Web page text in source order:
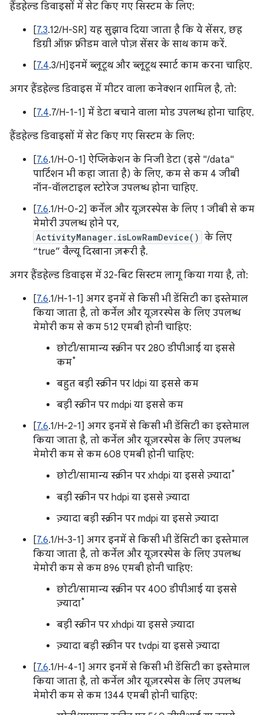
हैंडहेल्ड डिवाइसों में सेट किए गए सिस्टम के लिए:
[7.3.12/H-SR] यह सुझाव दिया जाता है कि ये सेंसर, छह
डिग्री ऑफ़ फ़्रीडम वाले पोज़ सेंसर के साथ काम करें.
[7.4.3/H]इनमें ब्लूटूथ और ब्लूटूथ स्मार्ट काम करना चाहिए.
अगर हैंडहेल्ड डिवाइस में मीटर वाला कनेक्शन शामिल है, तो:
[7.4.7/H-1-1] में डेटा बचाने वाला मोड उपलब्ध होना चाहिए.
हैंडहेल्ड डिवाइसों में सेट किए गए सिस्टम के लिए:
[7.6.1/H-0-1] ऐप्लिकेशन के निजी डेटा (इसे "/data"
पार्टिशन भी कहा जाता है) के लिए, कम से कम 4 जीबी
नॉन-वॉलटाइल स्टोरेज उपलब्ध होना चाहिए.
[7.6.1/H-0-2] कर्नेल और यूज़रस्पेस के लिए 1 जीबी से कम
मेमोरी उपलब्ध होने पर,
ActivityManager.isLowRamDevice() के लिए
“true” वैल्यू दिखाना ज़रूरी है.
अगर हैंडहेल्ड डिवाइस में 32-बिट सिस्टम लागू किया गया है, तो:
[7.6.1/H-1-1] अगर इनमें से किसी भी डेंसिटी का इस्तेमाल
किया जाता है, तो कर्नेल और यूज़रस्पेस के लिए उपलब्ध
मेमोरी कम से कम 512 एमबी होनी चाहिए:
छोटी/सामान्य स्क्रीन पर 280 डीपीआई या इससे
कम*
बहुत बड़ी स्क्रीन पर ldpi या इससे कम
बड़ी स्क्रीन पर mdpi या इससे कम
[7.6.1/H-2-1] अगर इनमें से किसी भी डेंसिटी का इस्तेमाल
किया जाता है, तो कर्नेल और यूज़रस्पेस के लिए उपलब्ध
मेमोरी कम से कम 608 एमबी होनी चाहिए:
छोटी/सामान्य स्क्रीन पर xhdpi या इससे ज़्यादा*
बड़ी स्क्रीन पर hdpi या इससे ज़्यादा
ज़्यादा बड़ी स्क्रीन पर mdpi या इससे ज़्यादा
[7.6.1/H-3-1] अगर इनमें से किसी भी डेंसिटी का इस्तेमाल
किया जाता है, तो कर्नेल और यूज़रस्पेस के लिए उपलब्ध
मेमोरी कम से कम 896 एमबी होनी चाहिए:
छोटी/सामान्य स्क्रीन पर 400 डीपीआई या इससे
ज़्यादा*
बड़ी स्क्रीन पर xhdpi या इससे ज़्यादा
ज़्यादा बड़ी स्क्रीन पर tvdpi या इससे ज़्यादा
[7.6.1/H-4-1] अगर इनमें से किसी भी डेंसिटी का इस्तेमाल
किया जाता है, तो कर्नेल और यूज़रस्पेस के लिए उपलब्ध
मेमोरी कम से कम 1344 एमबी होनी चाहिए: